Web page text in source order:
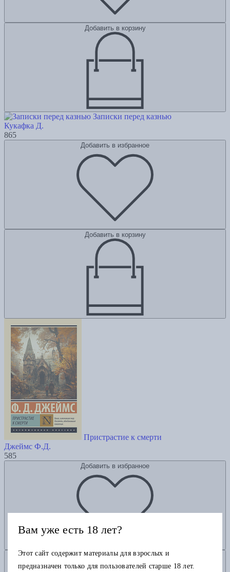
Добавить в корзину
Записки перед казнью
Кукафка Д.
865
Добавить в избранное
Добавить в корзину
Пристрастие к смерти
Джеймс Ф.Д.
585
Добавить в избранное
Добавить в корзину
Вам уже есть 18 лет?
Этот сайт содержит материалы для взрослых и
предназначен только для пользователей старше 18 лет.